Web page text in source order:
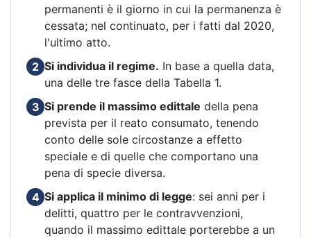
permanenti è il giorno in cui la permanenza è
cessata; nel continuato, per i fatti dal 2020,
l'ultimo atto.
2 Si individua il regime. In base a quella data,
una delle tre fasce della Tabella 1.
3 Si prende il massimo edittale della pena
prevista per il reato consumato, tenendo
conto delle sole circostanze a effetto
speciale e di quelle che comportano una
pena di specie diversa.
4 Si applica il minimo di legge: sei anni per i
delitti, quattro per le contravvenzioni,
quando il massimo edittale porterebbe a un